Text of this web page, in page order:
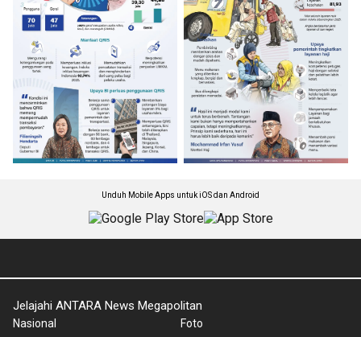
Unduh Mobile Apps untuk iOS dan Android
Jelajahi ANTARA News Megapolitan
Nasional Foto